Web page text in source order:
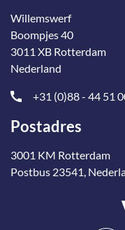
Willemswerf
Boompjes 40
3011 XB Rotterdam
Nederland
+31 (0)88 - 44 51
Postadres
3001 KM Rotterdam
Postbus 23541,